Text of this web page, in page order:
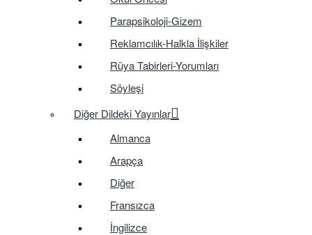
Parapsikoloji-Gizem
Reklamcılık-Halkla İlişkiler
Rüya Tabirleri-Yorumları
Söyleşi
Diğer Dildeki Yayınlar
Almanca
Arapça
Diğer
Fransızca
İngilizce